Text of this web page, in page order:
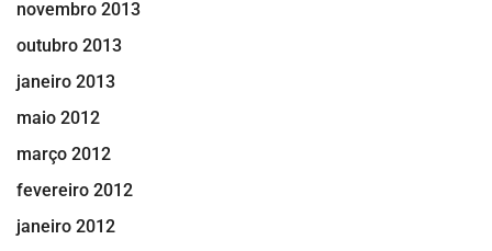
novembro 2013
outubro 2013
janeiro 2013
maio 2012
março 2012
fevereiro 2012
janeiro 2012